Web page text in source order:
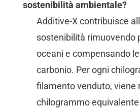
sostenibilità ambientale?
Additive-X contribuisce
sostenibilità rimuovendo
oceani e compensando
carbonio. Per ogni
filamento venduto, viene
chilogrammo